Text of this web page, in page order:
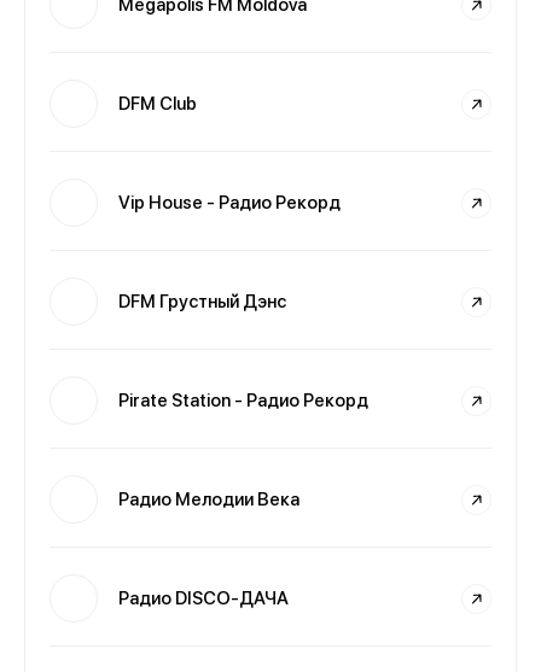
DFM Club
Vip House - Радио Рекорд
DFM Грустный Дэнс
Pirate Station - Радио Рекорд
Радио Мелодии Века
Радио DISCO-ДАЧА